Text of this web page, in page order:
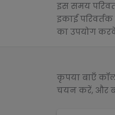
इस समय
इकाई
का उपयोग
कृपया बाएँ
चयन करें, और